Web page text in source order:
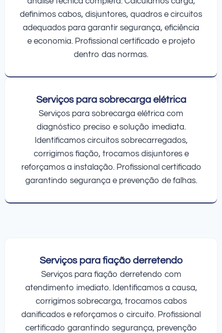
definimos cabos, disjuntores, quadros e circuitos
adequados para garantir segurança, eficiência
e economia. Profissional certificado e projeto
dentro das normas.
Serviços para sobrecarga elétrica
Serviços para sobrecarga elétrica com
diagnóstico preciso e solução imediata.
Identificamos circuitos sobrecarregados,
corrigimos fiação, trocamos disjuntores e
reforçamos a instalação. Profissional certificado
garantindo segurança e prevenção de falhas.
Serviços para fiação derretendo
Serviços para fiação derretendo com
atendimento imediato. Identificamos a causa,
corrigimos sobrecarga, trocamos cabos
danificados e reforçamos o circuito. Profissional
certificado garantindo segurança, prevenção